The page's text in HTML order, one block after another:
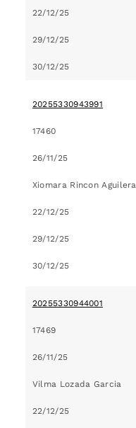
22/12/25
29/12/25
30/12/25
20255330943991
17460
26/11/25
Xiomara Rincon Aguilera
22/12/25
29/12/25
30/12/25
20255330944001
17469
26/11/25
Vilma Lozada Garcia
22/12/25